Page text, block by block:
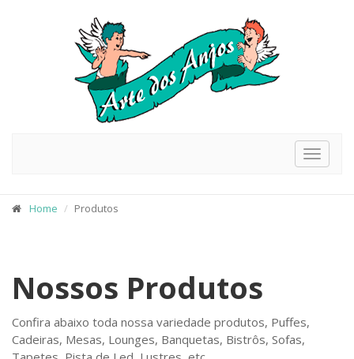
Toggle
Home Produtos
Nossos Produtos
Confira abaixo toda nossa variedade produtos, Puffes,
Cadeiras, Mesas, Lounges, Banquetas, Bistrôs, Sofas,